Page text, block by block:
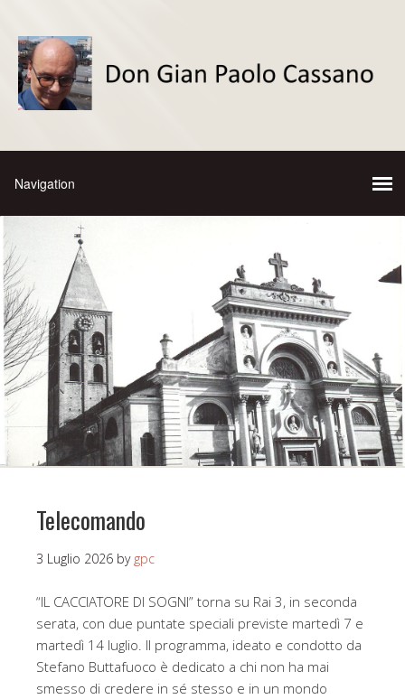
Telecomando
3 Luglio 2026 by gpc
“IL CACCIATORE DI SOGNI” torna su Rai 3, in seconda
serata, con due puntate speciali previste martedì 7 e
martedì 14 luglio. Il programma, ideato e condotto da
Stefano Buttafuoco è dedicato a chi non ha mai
smesso di credere in sé stesso e in un mondo